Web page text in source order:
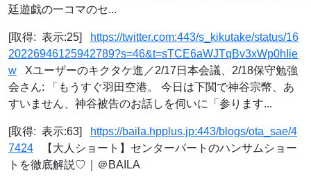
廷遊戯の一コマのセ...
[取得: 表示:25]
https://twitter.com:443/s_kikutake/status/16
20226946125942789?s=46&t=sTCE6aWJTqBv3xWp0hIie
w Xユーザーのキクタケ進／2/17日本会議、2/18保守勉強
会さん: 「もうすぐ羽田空港。 今日は下関で神谷宗幣、あ
すいません、神谷被告のお話しを伺いに「参ります...
[取得: 表示:63]
https://baila.hpplus.jp:443/blogs/ota_sae/4
7424 【大人ショート】センターパートのハンサムショー
トを徹底解説♡｜＠BAILA